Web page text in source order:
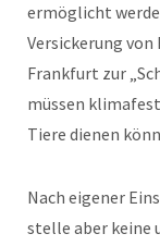
ermöglicht
Versickerung
Frankfurt zur
müssen
Tiere dienen
Nach eigener
stelle aber keine